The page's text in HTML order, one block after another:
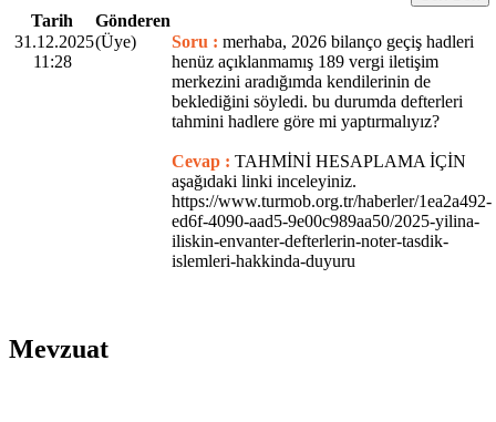
Tarih
Gönderen
31.12.2025
11:28
(Üye) Soru : merhaba, 2026 bilanço geçiş hadleri
henüz açıklanmamış 189 vergi iletişim
merkezini aradığımda kendilerinin de
beklediğini söyledi. bu durumda defterleri
tahmini hadlere göre mi yaptırmalıyız?
Cevap : TAHMİNİ HESAPLAMA İÇİN
aşağıdaki linki inceleyiniz.
https://www.turmob.org.tr/haberler/1ea2a492-
ed6f-4090-aad5-9e00c989aa50/2025-yilina-
iliskin-envanter-defterlerin-noter-tasdik-
islemleri-hakkinda-duyuru
Mevzuat